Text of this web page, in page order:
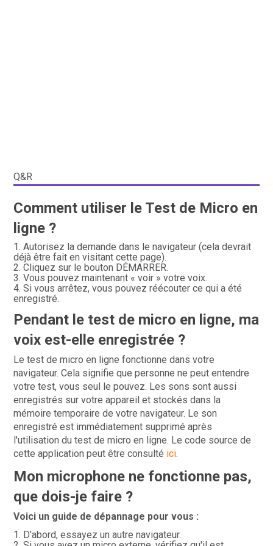
Q&R
Comment utiliser le Test de Micro en
ligne ?
Autorisez la demande dans le navigateur (cela devrait
déjà être fait en visitant cette page).
Cliquez sur le bouton DÉMARRER.
Vous pouvez maintenant « voir » votre voix.
Si vous arrêtez, vous pouvez réécouter ce qui a été
enregistré.
Pendant le test de micro en ligne, ma
voix est-elle enregistrée ?
Le test de micro en ligne fonctionne dans votre
navigateur. Cela signifie que personne ne peut entendre
votre test, vous seul le pouvez. Les sons sont aussi
enregistrés sur votre appareil et stockés dans la
mémoire temporaire de votre navigateur. Le son
enregistré est immédiatement supprimé après
l'utilisation du test de micro en ligne. Le code source de
cette application peut être consulté ici.
Mon microphone ne fonctionne pas,
que dois-je faire ?
Voici un guide de dépannage pour vous :
D'abord, essayez un autre navigateur.